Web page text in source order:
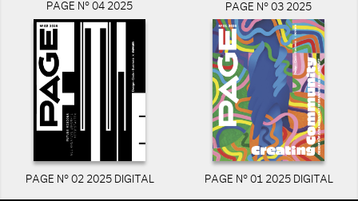
PAGE N° 04 2025 PAGE N° 03 2025
PAGE N° 02 2025 DIGITAL PAGE N° 01 2025 DIGITAL